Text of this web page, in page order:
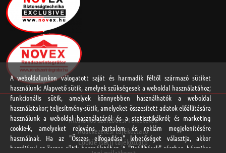
Általános Szerződési Feltételek
Adatkezelési tájékoztató
Cookie (süti) tájékoztató
A weboldalunkon válogatott saját és harmadik féltől származó sütiket
használunk: Alapvető sütik, amelyek szükségesek a weboldal használatához;
funkcionális sütik, amelyek könnyebben használhatók a weboldal
használatakor; teljesítmény-sütik, amelyeket összesített adatok előállítására
használunk a weboldal használatáról és a statisztikákról; és marketing
cookie-k, amelyeket releváns tartalom és reklám megjelenítésére
használnak. Ha az "Összes elfogadása" lehetőséget választja, akkor
hozzájárul az összes sütik használatához. A "Beállítások" részben bármikor